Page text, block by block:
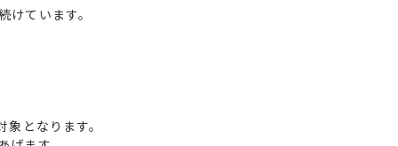
ています。
となります。